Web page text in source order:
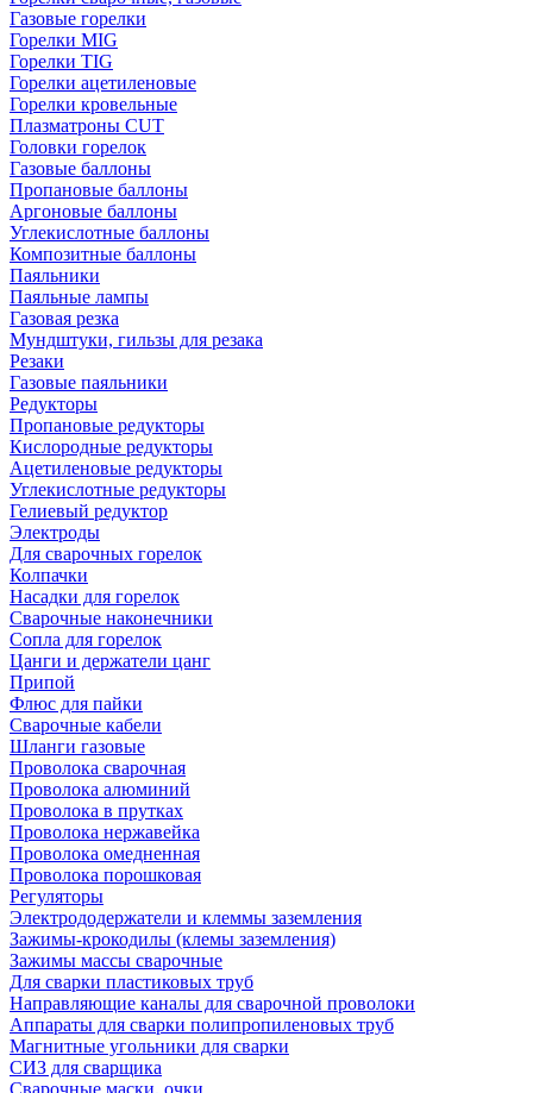
Газовые горелки
Горелки MIG
Горелки TIG
Горелки ацетиленовые
Горелки кровельные
Плазматроны CUT
Головки горелок
Газовые баллоны
Пропановые баллоны
Аргоновые баллоны
Углекислотные баллоны
Композитные баллоны
Паяльники
Паяльные лампы
Газовая резка
Мундштуки, гильзы для резака
Резаки
Газовые паяльники
Редукторы
Пропановые редукторы
Кислородные редукторы
Ацетиленовые редукторы
Углекислотные редукторы
Гелиевый редуктор
Электроды
Для сварочных горелок
Колпачки
Насадки для горелок
Сварочные наконечники
Сопла для горелок
Цанги и держатели цанг
Припой
Флюс для пайки
Сварочные кабели
Шланги газовые
Проволока сварочная
Проволока алюминий
Проволока в прутках
Проволока нержавейка
Проволока омедненная
Проволока порошковая
Регуляторы
Электрододержатели и клеммы заземления
Зажимы-крокодилы (клемы заземления)
Зажимы массы сварочные
Для сварки пластиковых труб
Направляющие каналы для сварочной проволоки
Аппараты для сварки полипропиленовых труб
Магнитные угольники для сварки
СИЗ для сварщика
Сварочные маски, очки